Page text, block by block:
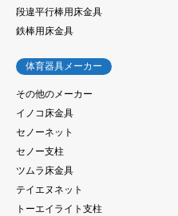
段違平行棒用床金具
鉄棒用床金具
体育器具メーカー
その他のメーカー
イノコ床金具
セノーネット
セノー支柱
ツムラ床金具
テイエヌネット
トーエイライト支柱